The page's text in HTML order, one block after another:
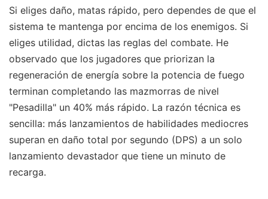
Si eliges daño, matas rápido, pero dependes de que el
sistema te mantenga por encima de los enemigos. Si
eliges utilidad, dictas las reglas del combate. He
observado que los jugadores que priorizan la
regeneración de energía sobre la potencia de fuego
terminan completando las mazmorras de nivel
"Pesadilla" un 40% más rápido. La razón técnica es
sencilla: más lanzamientos de habilidades mediocres
superan en daño total por segundo (DPS) a un solo
lanzamiento devastador que tiene un minuto de
recarga.